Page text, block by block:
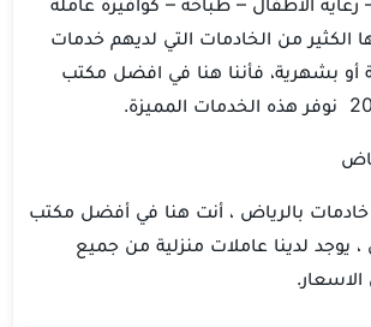
الكثير من الخادمات التي لديهم خدمات
أو بشهرية، فأننا هنا في افضل مكتب
بالرياض ، أنت هنا في أفضل مكتب
يوجد لدينا عاملات منزلية من جميع